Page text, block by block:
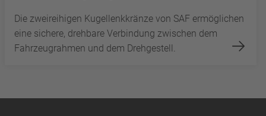
Die zweireihigen Kugellenkkränze von SAF ermöglichen
eine sichere, drehbare Verbindung zwischen dem
Fahrzeugrahmen und dem Drehgestell.